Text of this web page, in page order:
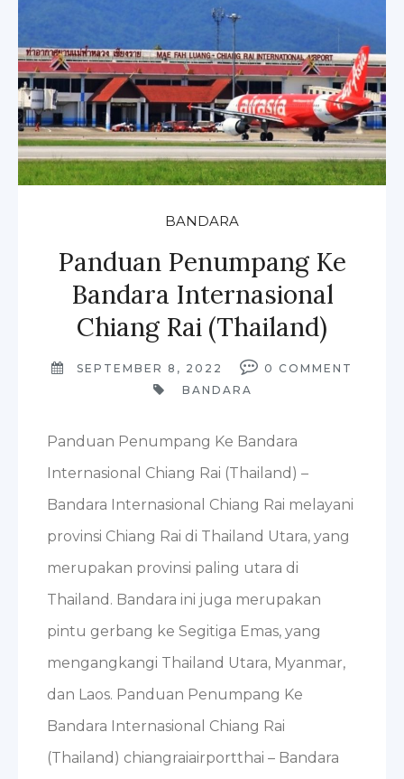
BANDARA
Panduan Penumpang Ke
Bandara Internasional
Chiang Rai (Thailand)
SEPTEMBER 8, 2022 0 COMMENT
BANDARA
Panduan Penumpang Ke Bandara
Internasional Chiang Rai (Thailand) –
Bandara Internasional Chiang Rai melayani
provinsi Chiang Rai di Thailand Utara, yang
merupakan provinsi paling utara di
Thailand. Bandara ini juga merupakan
pintu gerbang ke Segitiga Emas, yang
mengangkangi Thailand Utara, Myanmar,
dan Laos. Panduan Penumpang Ke
Bandara Internasional Chiang Rai
(Thailand) chiangraiairportthai – Bandara